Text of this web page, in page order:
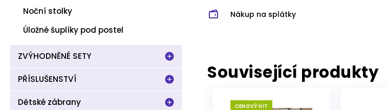
Noční stolky
Úložné šuplíky pod postel
ZVÝHODNĚNÉ SETY
PŘÍSLUŠENSTVÍ
Dětské zábrany
Nákup na splátky
Související produkty
CENOVÝ HIT